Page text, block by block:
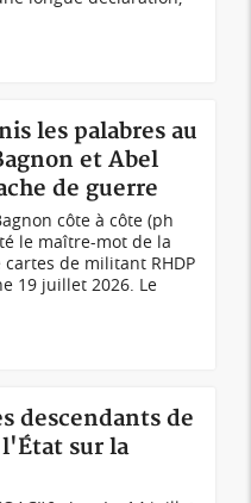
les palabres au
et Abel
de guerre
côte à côte (ph
le maître-mot de la
de militant RHDP
19 juillet 2026. Le
descendants de
sur la